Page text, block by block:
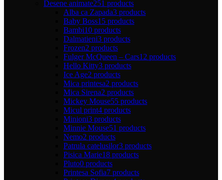
Desene animate251 products
Alba ca Zapada3 products
Baby Boss15 products
Bambi10 products
Dalmatieni3 products
Frozen2 products
Fulger McQueen – Cars12 products
Hello Kitty3 products
Ice Age2 products
Mica printesa2 products
Mica Sirena2 products
Mickey Mouse55 products
Micul print4 products
Minioni3 products
Minnie Mouse51 products
Nemo2 products
Patrula catelusilor3 products
Pisica Marie18 products
Pluto0 products
Printesa Sofia7 products